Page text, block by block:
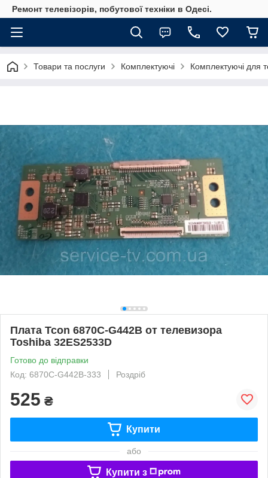
Ремонт телевізорів, побутової техніки в Одесі.
Товари та послуги Комплектуючі Комплектуючі для
Плата Tcon 6870C-G442B от телевизора
Toshiba 32ES2533D
Готово до відправки
Код: 6870C-G442B-333
Роздріб
525 ₴
Купити
або
Купити з